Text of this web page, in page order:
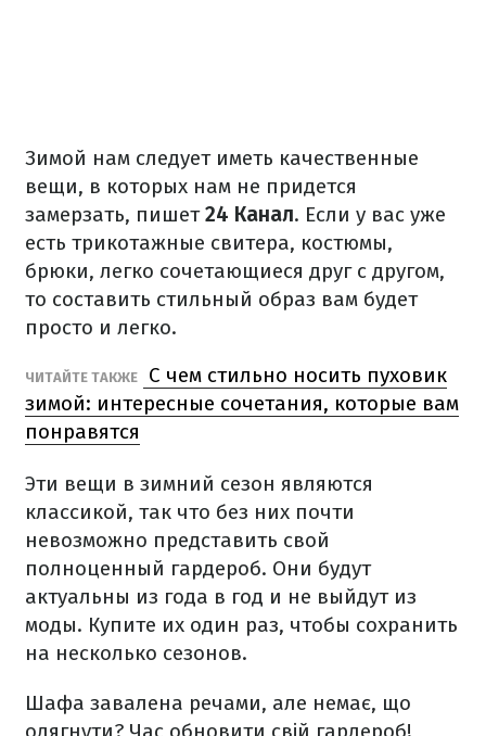
Зимой нам следует иметь качественные
вещи, в которых нам не придется
замерзать, пишет24 Канал. Если у вас уже
есть трикотажные свитера, костюмы,
брюки, легко сочетающиеся друг с другом,
то составить стильный образ вам будет
просто и легко.
ЧИТАЙТЕ ТАКЖЕ
С чем стильно носить пуховик
зимой: интересные сочетания, которые вам
понравятся
Эти вещи в зимний сезон являются
классикой, так что без них почти
невозможно представить свой
полноценный гардероб. Они будут
актуальны из года в год и не выйдут из
моды. Купите их один раз, чтобы сохранить
на несколько сезонов.
Шафа завалена речами, але немає, що